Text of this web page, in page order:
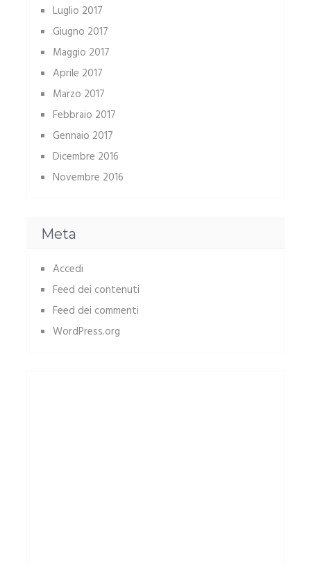
Luglio 2017
Giugno 2017
Maggio 2017
Aprile 2017
Marzo 2017
Febbraio 2017
Gennaio 2017
Dicembre 2016
Novembre 2016
Meta
Accedi
Feed dei contenuti
Feed dei commenti
WordPress.org